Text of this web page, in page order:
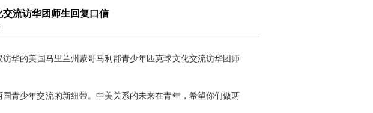
流访华团师生回复口信
华的美国马里兰州蒙哥马利郡青少年匹克球文化交流访华团师
青少年交流的新纽带。中美关系的未来在青年，希望你们做两